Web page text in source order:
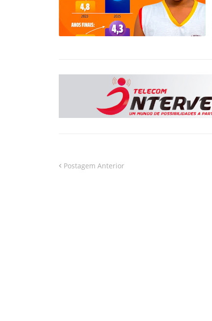
Postagem Anterior